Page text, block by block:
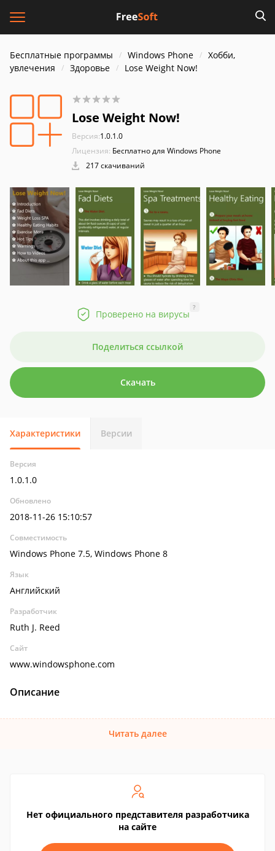
Бесплатные программы Windows Phone
Хобби,
увлечения
Здоровье Lose Weight Now!
Lose Weight Now!
Версия:1.0.1.0
Лицензия: Бесплатно для Windows Phone
217 скачиваний
Проверено на вирусы
?
Поделиться ссылкой
Скачать
Характеристики Версии
Версия
1.0.1.0
Обновлено
2018-11-26 15:10:57
Совместимость
Windows Phone 7.5, Windows Phone 8
Язык
Английский
Разработчик
Ruth J. Reed
Сайт
www.windowsphone.com
Описание
Читать далее
Нет официального представителя разработчика
на сайте